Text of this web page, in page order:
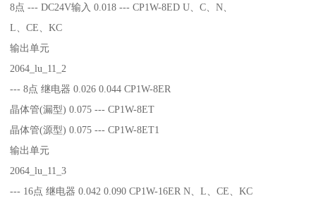
8点 --- DC24V输入 0.018 --- CP1W-8ED U、C、N、
L、CE、KC
输出单元
2064_lu_11_2
--- 8点 继电器 0.026 0.044 CP1W-8ER
晶体管(漏型) 0.075 --- CP1W-8ET
晶体管(源型) 0.075 --- CP1W-8ET1
输出单元
2064_lu_11_3
--- 16点 继电器 0.042 0.090 CP1W-16ER N、L、CE、KC